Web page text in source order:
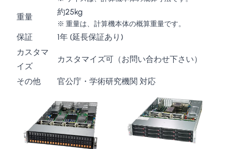
重量
約25kg
※ 重量は、計算機本体の概算重量です。
保証
1年 (延長保証あり)
カスタマ
イズ
カスタマイズ可（お問い合わせ下さい）
その他 官公庁・学術研究機関 対応